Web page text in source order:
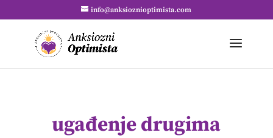
info@anksioznioptimista.com
ugađenje drugima